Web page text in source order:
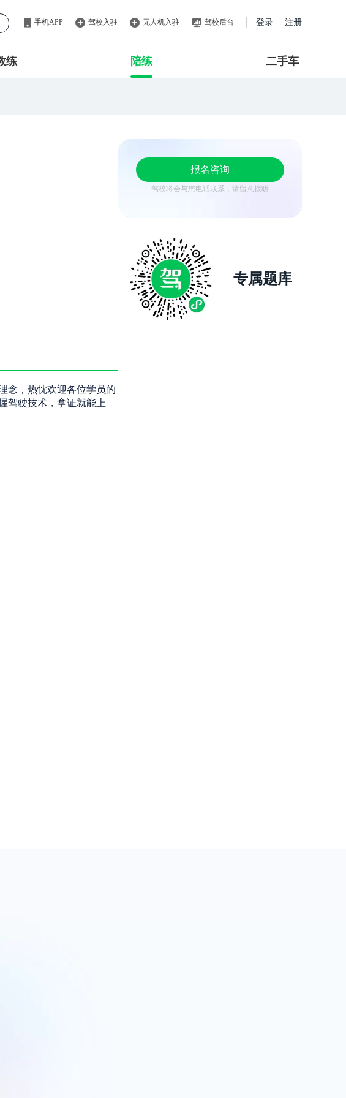
手机APP 驾校入驻 无人机入驻 驾校后台 登录 注册
练 陪练 二手车
报名咨询
驾校将会与您电话联系，请留意接听
专属题库
念，热忱欢迎各位学员的
驾驶技术，拿证就能上